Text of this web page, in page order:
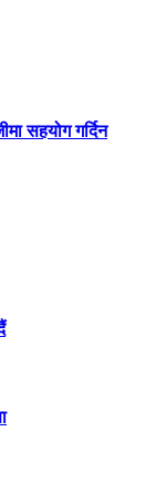
सहयोग गर्दिन